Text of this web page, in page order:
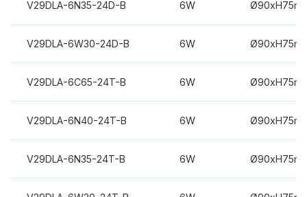
V29DLA-6N35-24D-B 6W
V29DLA-6W30-24D-B 6W
V29DLA-6C65-24T-B 6W
V29DLA-6N40-24T-B 6W
V29DLA-6N35-24T-B 6W